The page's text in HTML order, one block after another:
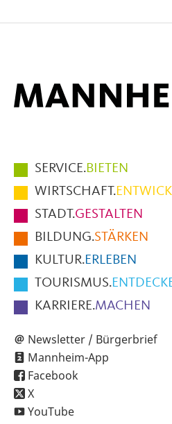
Hauptmenüpunkte
im
Fußbereich
der
Seite
SERVICE.BIETEN
WIRTSCHAFT.
STADT.GESTALTEN
BILDUNG.STÄRKEN
KULTUR.ERLEBEN
TOURISMUS.
KARRIERE.MACHEN
Newsletter / Bürgerbrief
Mannheim-App
Facebook
X
YouTube